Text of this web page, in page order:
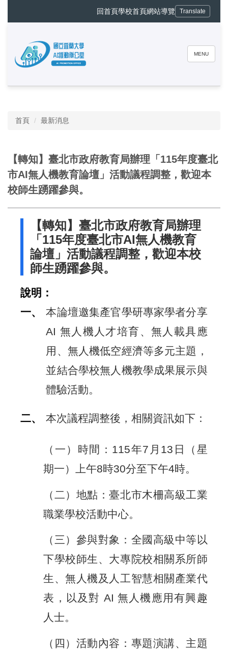
回首頁學校首頁網站導覽 Translate
MENU
首頁 最新消息
【轉知】臺北市政府教育局辦理「115年度臺北
市AI無人機教育論壇」活動議程調整，歡迎本
校師生踴躍參與。
【轉知】臺北市政府教育局辦理
「115年度臺北市AI無人機教育
論壇」活動議程調整，歡迎本校
師生踴躍參與。
說明：
一、
本論壇邀集產官學研專家學者分享
AI 無人機人才培育、無人載具應
用、無人機低空經濟等多元主題，
並結合學校無人機教學成果展示與
體驗活動。
二、 本次議程調整後，相關資訊如下：
（一）時間：115年7月13日（星
期一）上午8時30分至下午4時。
（二）地點：臺北市木柵高級工業
職業學校活動中心。
（三）參與對象：全國高級中等以
下學校師生、大專院校相關系所師
生、無人機及人工智慧相關產業代
表，以及對 AI 無人機應用有興趣
人士。
（四）活動內容：專題演講、主題